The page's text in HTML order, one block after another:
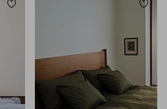
Lisää suosikkeihin Lisää